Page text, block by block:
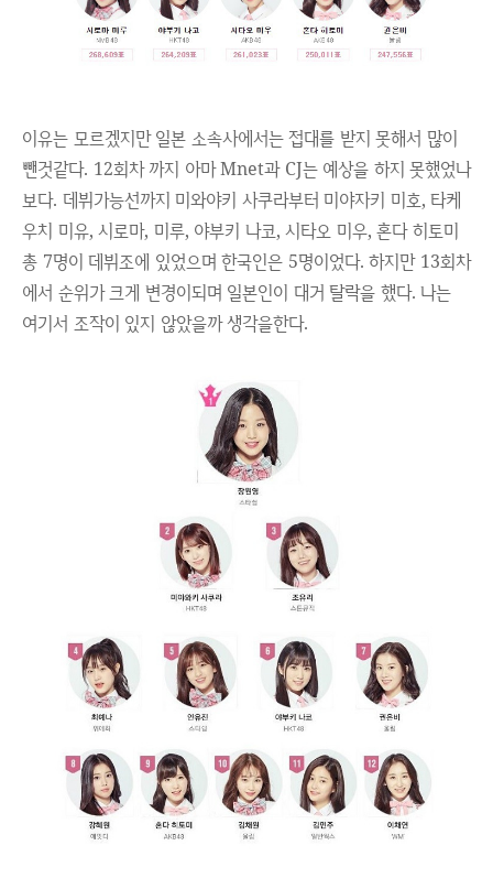
이유는 모르겠지만 일본 소속사에서는 접대를 받지 못해서 많이
뺀것같다. 12회차 까지 아마 Mnet과 CJ는 예상을 하지 못했었나
보다. 데뷔가능선까지 미와야키 사쿠라부터 미야자키 미호, 타케
우치 미유, 시로마, 미루, 야부키 나코, 시타오 미우, 혼다 히토미
총 7명이 데뷔조에 있었으며 한국인은 5명이었다. 하지만 13회차
에서 순위가 크게 변경이되며 일본인이 대거 탈락을 했다. 나는
여기서 조작이 있지 않았을까 생각을한다.